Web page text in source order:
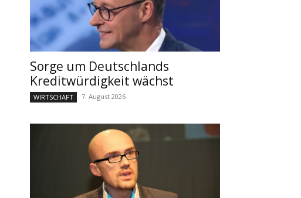
Sorge um Deutschlands
Kreditwürdigkeit wächst
WIRTSCHAFT 7. August 2026